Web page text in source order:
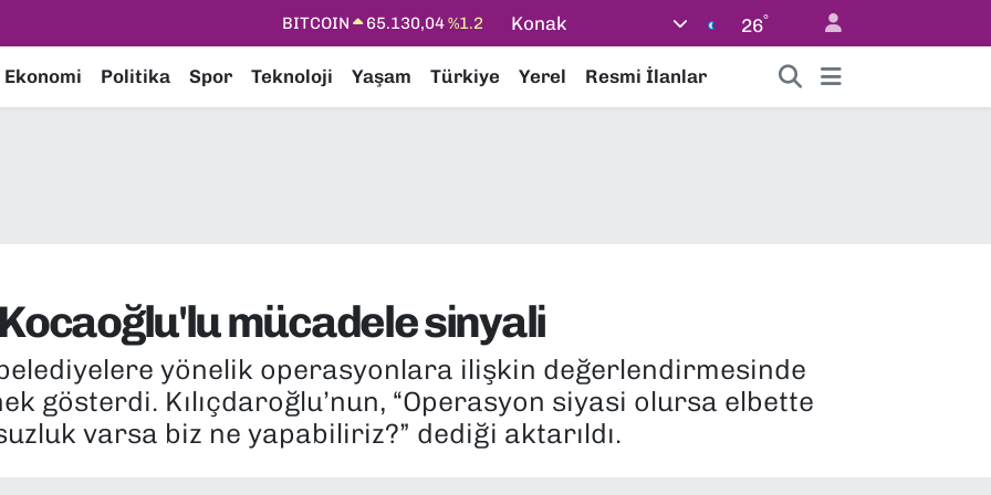
DOLAR 47,7436%0.18
STERLİN
64,4811%0.38
Konak 26°
Ekonomi Politika Spor Teknoloji Yaşam Türkiye Yerel Resmi İlanlar
Kocaoğlu'lu mücadele sinyali
belediyelere yönelik operasyonlara ilişkin değerlendirmesinde
gösterdi. Kılıçdaroğlu’nun, “Operasyon siyasi olursa elbette
varsa biz ne yapabiliriz?” dediği aktarıldı.